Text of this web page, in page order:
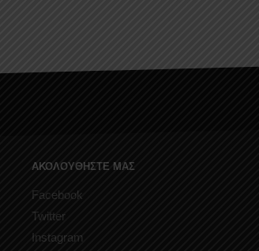
ΑΚΟΛΟΥΘΗΣΤΕ ΜΑΣ
Facebook
Twitter
Instagram